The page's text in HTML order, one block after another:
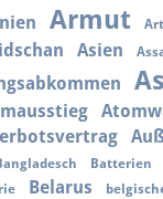
Armut
Asien
Batterien
Belarus